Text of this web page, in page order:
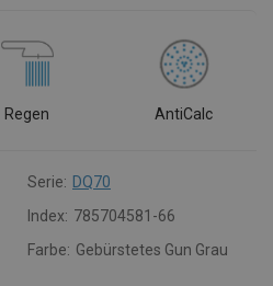
Regen AntiCalc
Serie: DQ70
Index: 785704581-66
Farbe: Gebürstetes Gun Grau